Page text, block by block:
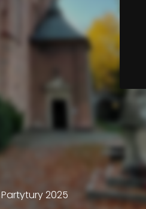
2025